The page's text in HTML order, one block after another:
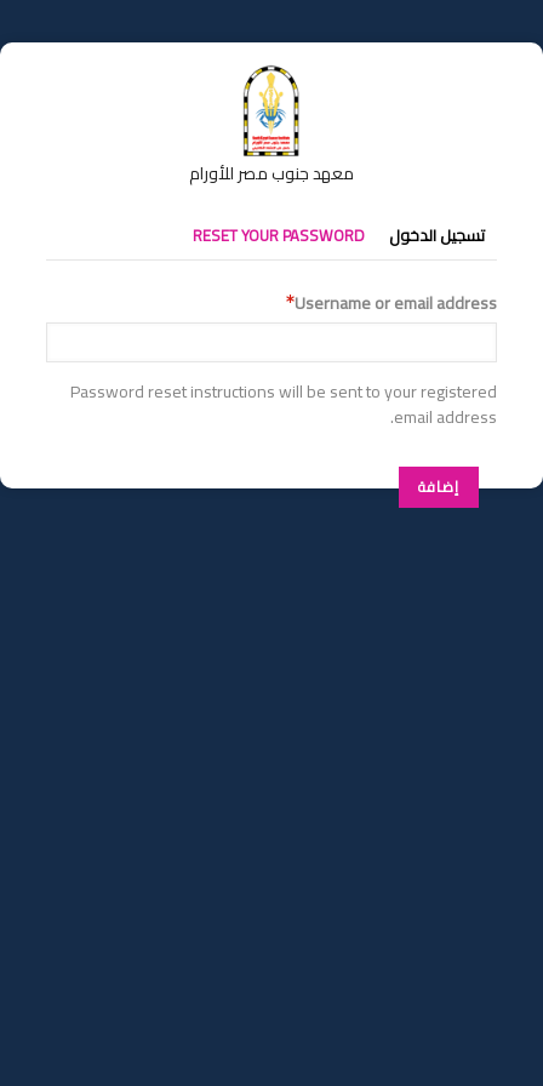
إلى
المحتوى
معهد جنوب مصر للأورام
التبويبات
الأساسية
تسجيل الدخول RESET YOUR PASSWORD
Username or email address
Password reset instructions will be sent to your registered
email address.